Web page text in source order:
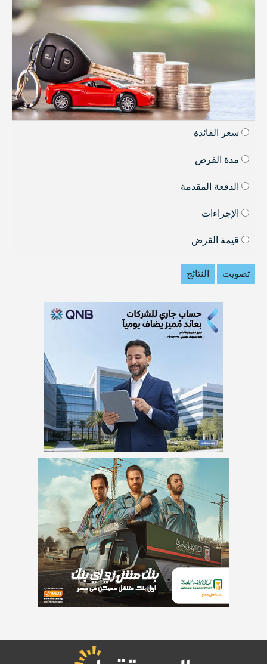
سعر الفائدة
مدة القرض
الدفعة المقدمة
الإجراءات
قيمة القرض
تصويت النتائج